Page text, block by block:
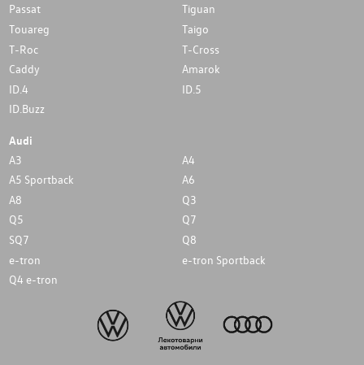
Passat
Tiguan
Touareg
Taigo
T-Roc
T-Cross
Caddy
Amarok
ID.4
ID.5
ID.Buzz
Audi
A3
A4
A5 Sportback
A6
A8
Q3
Q5
Q7
SQ7
Q8
e-tron
e-tron Sportback
Q4 e-tron